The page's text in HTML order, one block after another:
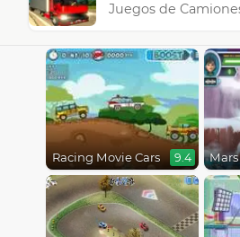
Juegos de
Racing Movie Cars 9.4 Mars